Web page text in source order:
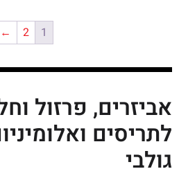
1
2
←
אביזרים, פרזול
לתריסים
גולבי